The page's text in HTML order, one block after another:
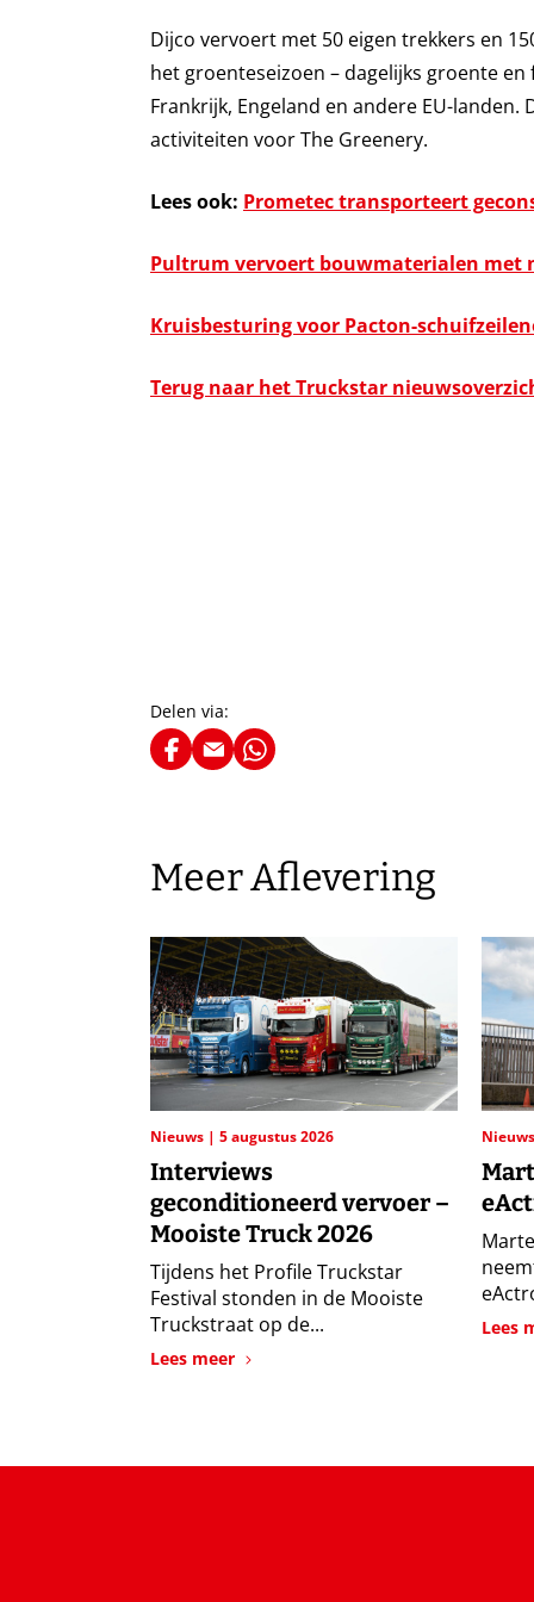
Dijco vervoert met 50 eigen trekkers en
het groenteseizoen – dagelijks groente
Frankrijk, Engeland en andere EU-
activiteiten voor The Greenery.
Lees ook: Prometec transporteert
Pultrum vervoert bouwmaterialen met
Kruisbesturing voor Pacton-
Terug naar het Truckstar
Delen via:
Meer Aflevering
Nieuws 5 augustus 2026
Interviews
geconditioneerd vervoer –
Mooiste Truck 2026
Tijdens het Profile Truckstar
Festival stonden in de Mooiste
Truckstraat op de...
Lees meer
Lees